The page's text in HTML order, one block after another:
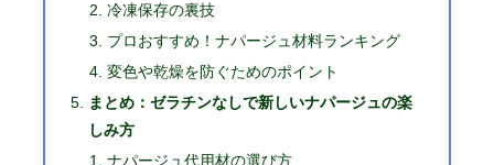
冷凍保存の裏技
プロおすすめ！ナパージュ材料ランキング
変色や乾燥を防ぐためのポイント
まとめ：ゼラチンなしで新しいナパージュの楽
しみ方
ナパージュ代用材の選び方